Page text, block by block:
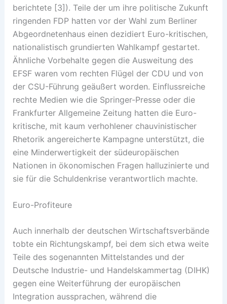
berichtete [3]). Teile der um ihre politische Zukunft
ringenden FDP hatten vor der Wahl zum Berliner
Abgeordnetenhaus einen dezidiert Euro-kritischen,
nationalistisch grundierten Wahlkampf gestartet.
Ähnliche Vorbehalte gegen die Ausweitung des
EFSF waren vom rechten Flügel der CDU und von
der CSU-Führung geäußert worden. Einflussreiche
rechte Medien wie die Springer-Presse oder die
Frankfurter Allgemeine Zeitung hatten die Euro-
kritische, mit kaum verhohlener chauvinistischer
Rhetorik angereicherte Kampagne unterstützt, die
eine Minderwertigkeit der südeuropäischen
Nationen in ökonomischen Fragen halluzinierte und
sie für die Schuldenkrise verantwortlich machte.
Euro-Profiteure
Auch innerhalb der deutschen Wirtschaftsverbände
tobte ein Richtungskampf, bei dem sich etwa weite
Teile des sogenannten Mittelstandes und der
Deutsche Industrie- und Handelskammertag (DIHK)
gegen eine Weiterführung der europäischen
Integration aussprachen, während die